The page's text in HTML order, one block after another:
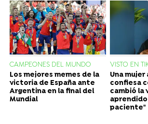
CAMPEONES DEL MUNDO
Los mejores memes de la
victoria de España ante
Argentina en la final del
Mundial
VISTO EN
Una mujer
confiesa
cambió la
aprendido
paciente"